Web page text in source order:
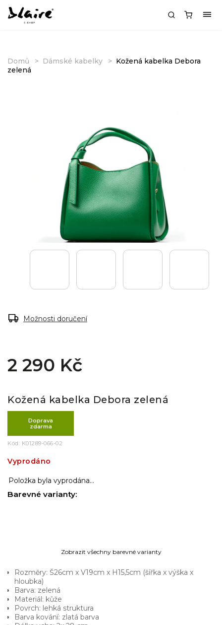
Domů Dámské kabelky
Kožená kabelka Debora
zelená
Možnosti doručení
2 290 Kč
Kožená kabelka Debora zelená
Doprava
zdarma
Kód: K01289-066-02
Vyprodáno
Položka byla vyprodána…
Barevné varianty:
Zobrazit všechny barevné varianty
Rozměry: Š26cm x V19cm x H15,5cm (šířka x výška x
hloubka)
Barva: zelená
Materiál: kůže
Povrch: lehká struktura
Barva kování: zlatá barva